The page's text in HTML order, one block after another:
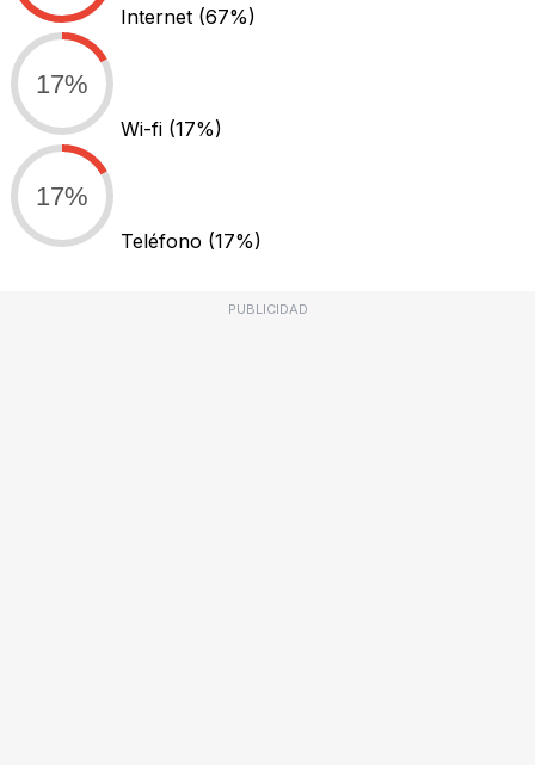
Internet (67%)
17%
Wi-fi (17%)
17%
Teléfono (17%)
PUBLICIDAD